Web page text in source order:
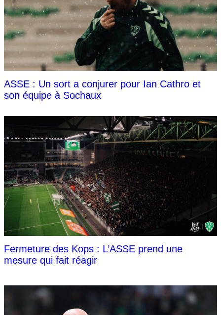
ASSE : Un sort a conjurer pour Ian Cathro et
son équipe à Sochaux
Fermeture des Kops : L’ASSE prend une
mesure qui fait réagir